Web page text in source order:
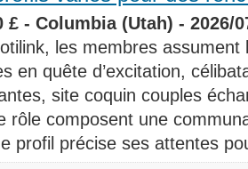
£ - Columbia (Utah) - 2026/
les membres
en quête d’excitation,
site coquin couples
rôle composent une
profil précise ses attentes